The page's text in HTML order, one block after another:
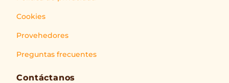
Cookies
Provehedores
Preguntas frecuentes
Contáctanos